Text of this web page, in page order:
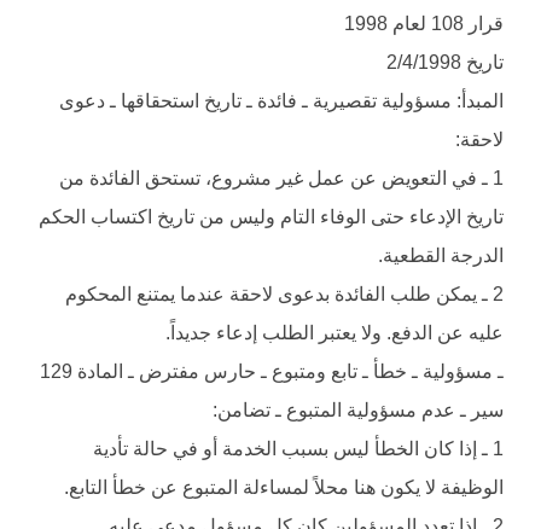
قرار 108 لعام 1998
تاريخ 2/4/1998
المبدأ: مسؤولية تقصيرية ـ فائدة ـ تاريخ استحقاقها ـ دعوى
لاحقة:
1 ـ في التعويض عن عمل غير مشروع، تستحق الفائدة من
تاريخ الإدعاء حتى الوفاء التام وليس من تاريخ اكتساب الحكم
الدرجة القطعية.
2 ـ يمكن طلب الفائدة بدعوى لاحقة عندما يمتنع المحكوم
عليه عن الدفع. ولا يعتبر الطلب إدعاء جديداً.
ـ مسؤولية ـ خطأ ـ تابع ومتبوع ـ حارس مفترض ـ المادة 129
سير ـ عدم مسؤولية المتبوع ـ تضامن:
1 ـ إذا كان الخطأ ليس بسبب الخدمة أو في حالة تأدية
الوظيفة لا يكون هنا محلاً لمساءلة المتبوع عن خطأ التابع.